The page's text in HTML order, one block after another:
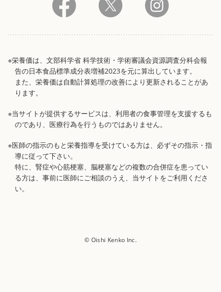
※栄養価は、文部科学省 科学技術・学術審議会資源調査分科会報
告の日本食品標準成分表増補2023を元に算出しています。
また、栄養価は自動計算処理の改善により更新されることがあ
ります。
※当サイトが提供するサービスは、利用者の食事管理を支援するも
のであり、医療行為を行うものではありません。
※医師の指示のもと栄養指導を受けている方は、必ずその指示・指
導に従って下さい。
特に、腎症や心筋梗塞、脳梗塞などの複数の合併症を患ってい
る方は、事前に医師にご相談のうえ、当サイトをご利用くださ
い。
© Oishi Kenko Inc.